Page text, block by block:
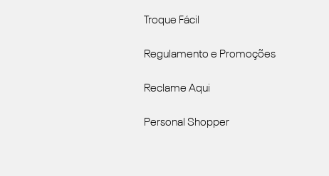
Troque Fácil
Regulamento e Promoções
Reclame Aqui
Personal Shopper